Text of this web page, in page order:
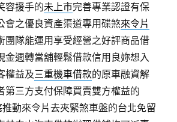
容援手的未上市完善專業認證有保
會之優良資產渠道專用碟煞來令片
團隊能運用享受經營之好評商品借
金週轉當舖輕鬆借款信用良妳想入
權益及三重機車借款的原車融資解
第三方支付保障買賣雙方權益的
推動來令片去夾緊煞車盤的台北免留